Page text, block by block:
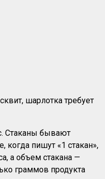
шарлотка требует
Стаканы бывают
когда пишут «1 стакан»,
а объем стакана —
граммов продукта